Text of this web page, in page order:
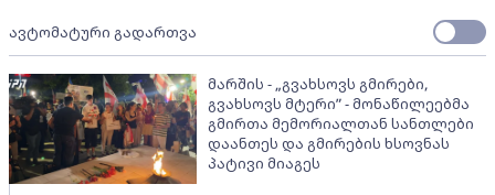
ავტომატური გადართვა
მარშის - „გვახსოვს გმირები,
გვახსოვს მტერი” - მონაწილეებმა
გმირთა მემორიალთან სანთლები
დაანთეს და გმირების ხსოვნას
პატივი მიაგეს